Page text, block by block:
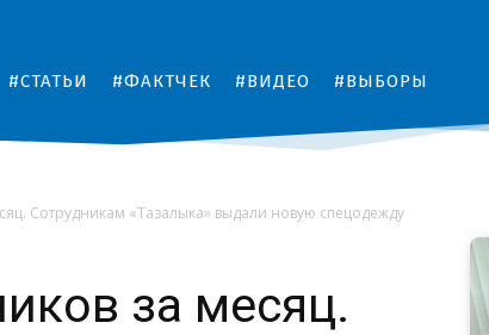
#СТАТЬИ #ФАКТЧЕК #ВИДЕО #ВЫБОРЫ
Сотрудникам «Тазалыка» выдали новую спецодежду
за месяц.